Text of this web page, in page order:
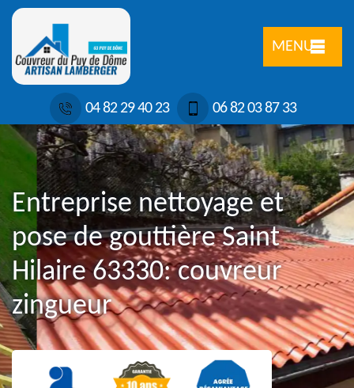
MENU
04 82 29 40 23 06 82 03 87 33
Entreprise nettoyage et
pose de gouttière Saint
Hilaire 63330: couvreur
zingueur